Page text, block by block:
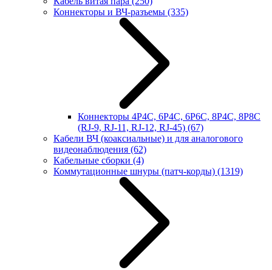
Коннекторы и ВЧ-разъемы (335)
Коннекторы 4P4C, 6P4C, 6P6C, 8P4C, 8P8C
(RJ-9, RJ-11, RJ-12, RJ-45) (67)
Кабели ВЧ (коаксиальные) и для аналогового
видеонаблюдения (62)
Кабельные сборки (4)
Коммутационные шнуры (патч-корды) (1319)